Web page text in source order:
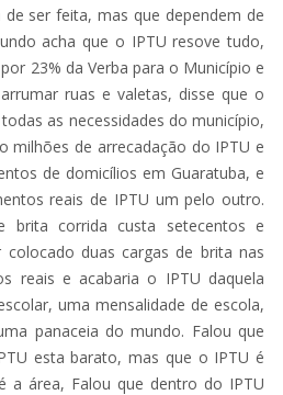
ser feita, mas que dependem de
acha que o IPTU resove tudo,
23% da Verba para o Município e
ruas e valetas, disse que o
as necessidades do município,
milhões de arrecadação do IPTU e
de domicílios em Guaratuba, e
reais de IPTU um pelo outro.
brita corrida custa setecentos e
duas cargas de brita nas
reais e acabaria o IPTU daquela
uma mensalidade de escola,
panaceia do mundo. Falou que
esta barato, mas que o IPTU é
a área, Falou que dentro do IPTU